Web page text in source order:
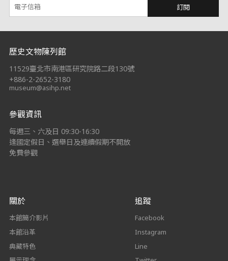
訂閱
:::
歷史文物陳列館
11529臺北市南港區研究院路二段130號
+886-2-2652-3180
museum@asihp.net
參觀資訊
每週三、六及日 09:30-16:30
逢國定假日、選舉日及連續假期不開放
免費參觀
關於
本館簡介影片
本館沿革
典藏特色
追蹤
Facebook
Instagram
Line